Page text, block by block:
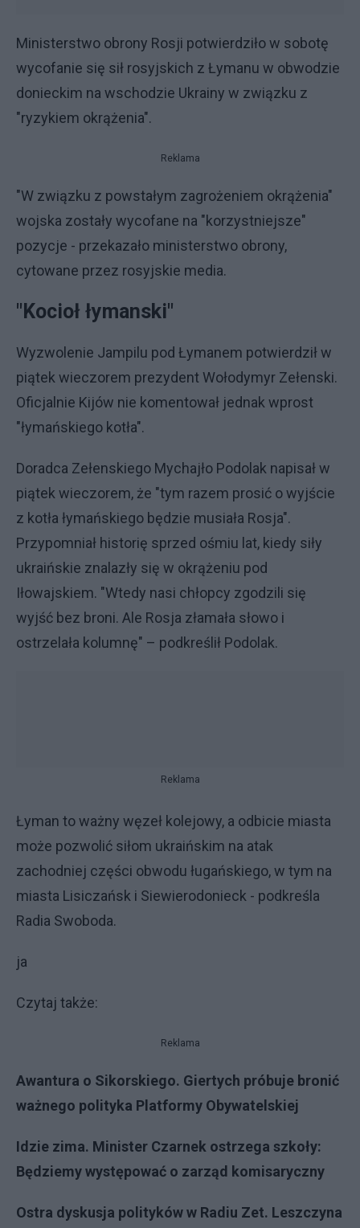
Ministerstwo obrony Rosji potwierdziło w sobotę
wycofanie się sił rosyjskich z Łymanu w obwodzie
donieckim na wschodzie Ukrainy w związku z
"ryzykiem okrążenia".
Reklama
"W związku z powstałym zagrożeniem okrążenia"
wojska zostały wycofane na "korzystniejsze"
pozycje - przekazało ministerstwo obrony,
cytowane przez rosyjskie media.
"Kocioł łymanski"
Wyzwolenie Jampilu pod Łymanem potwierdził w
piątek wieczorem prezydent Wołodymyr Zełenski.
Oficjalnie Kijów nie komentował jednak wprost
"łymańskiego kotła".
Doradca Zełenskiego Mychajło Podolak napisał w
piątek wieczorem, że "tym razem prosić o wyjście
z kotła łymańskiego będzie musiała Rosja".
Przypomniał historię sprzed ośmiu lat, kiedy siły
ukraińskie znalazły się w okrążeniu pod
Iłowajskiem. "Wtedy nasi chłopcy zgodzili się
wyjść bez broni. Ale Rosja złamała słowo i
ostrzelała kolumnę" – podkreślił Podolak.
Reklama
Łyman to ważny węzeł kolejowy, a odbicie miasta
może pozwolić siłom ukraińskim na atak
zachodniej części obwodu ługańskiego, w tym na
miasta Lisiczańsk i Siewierodonieck - podkreśla
Radia Swoboda.
ja
Czytaj także:
Reklama
Awantura o Sikorskiego. Giertych próbuje bronić
ważnego polityka Platformy Obywatelskiej
Idzie zima. Minister Czarnek ostrzega szkoły:
Będziemy występować o zarząd komisaryczny
Ostra dyskusja polityków w Radiu Zet. Leszczyna